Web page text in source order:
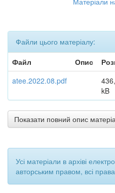
Файли цього матеріалу:
Файл
Опис
atee.2022.08.pdf
kB
Показати повний опис
Усі матеріали в архіві
авторським правом, всі